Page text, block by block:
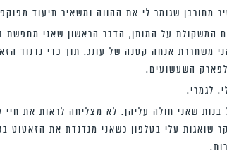
מחורבן שגומר לי את ההווה ומשאיר תיעוד
המשקולת על המותן, הדבר הראשון שאני מחפשת
משחררת אנחה קטנה של עונג. תוך כדי נדנוד
השעשועים.
. לגמרי.
שאני חולה עליהן. לא מצליחה לראות את
שואגות עלי בטלפון כשאני מנדנדת את הזאטוט